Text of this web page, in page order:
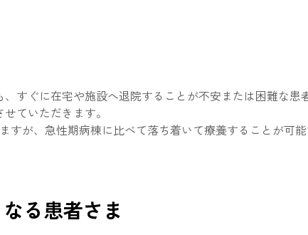
すぐに在宅や施設へ退院することが不安または困難な
ていただきます。
すが、急性期病棟に比べて落ち着いて療養することが可
る患者さま